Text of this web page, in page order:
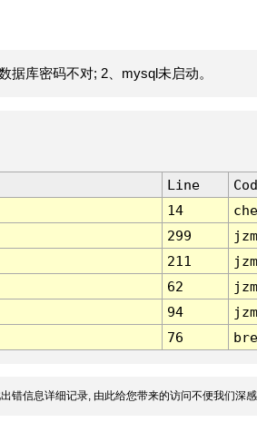
据库密码不对; 2、mysql未启动。
Line
14
299
211
62
94
76
错信息详细记录, 由此给您带来的访问不便我们深